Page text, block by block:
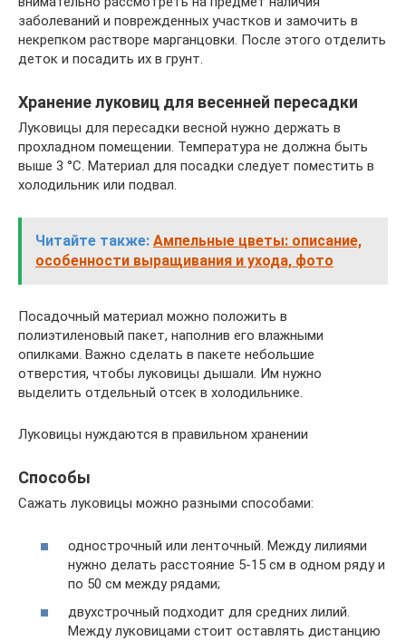
заболеваний и поврежденных участков и замочить в
некрепком растворе марганцовки. После этого отделить
деток и посадить их в грунт.
Хранение луковиц для весенней пересадки
Луковицы для пересадки весной нужно держать в
прохладном помещении. Температура не должна быть
выше 3 °С. Материал для посадки следует поместить в
холодильник или подвал.
Читайте также: Ампельные цветы: описание,
особенности выращивания и ухода, фото
Посадочный материал можно положить в
полиэтиленовый пакет, наполнив его влажными
опилками. Важно сделать в пакете небольшие
отверстия, чтобы луковицы дышали. Им нужно
выделить отдельный отсек в холодильнике.
Луковицы нуждаются в правильном хранении
Способы
Сажать луковицы можно разными способами:
однострочный или ленточный. Между лилиями
нужно делать расстояние 5-15 см в одном ряду и
по 50 см между рядами;
двухстрочный подходит для средних лилий.
Между луковицами стоит оставлять дистанцию